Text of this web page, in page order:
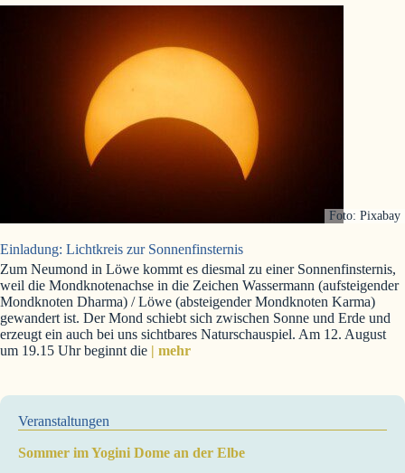
Foto: Pixabay
Einladung: Lichtkreis zur Sonnenfinsternis
Zum Neumond in Löwe kommt es diesmal zu einer Sonnenfinsternis,
weil die Mondknotenachse in die Zeichen Wassermann (aufsteigender
Mondknoten Dharma) / Löwe (absteigender Mondknoten Karma)
gewandert ist. Der Mond schiebt sich zwischen Sonne und Erde und
erzeugt ein auch bei uns sichtbares Naturschauspiel. Am 12. August
um 19.15 Uhr beginnt die | mehr
Veranstaltungen
Sommer im Yogini Dome an der Elbe